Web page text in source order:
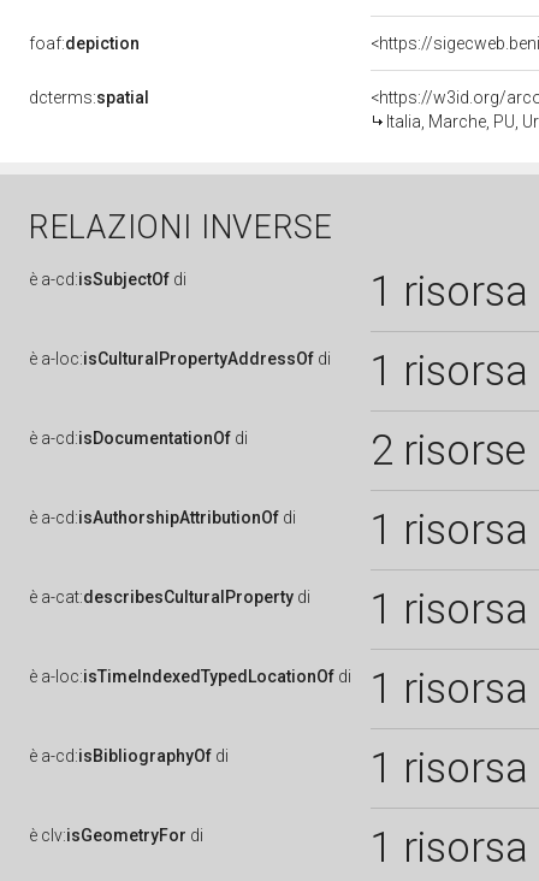
foaf:depiction <https://
dcterms:spatial
<https://w3id.org/
Italia, Marche, PU,
RELAZIONI INVERSE
è a-cd:isSubjectOf di 1 risorsa
è a-loc:isCulturalPropertyAddressOf di 1 risorsa
è a-cd:isDocumentationOf di 2 risorse
è a-cd:isAuthorshipAttributionOf di 1 risorsa
è a-cat:describesCulturalProperty di 1 risorsa
è a-loc:isTimeIndexedTypedLocationOf di 1 risorsa
è a-cd:isBibliographyOf di 1 risorsa
è clv:isGeometryFor di 1 risorsa